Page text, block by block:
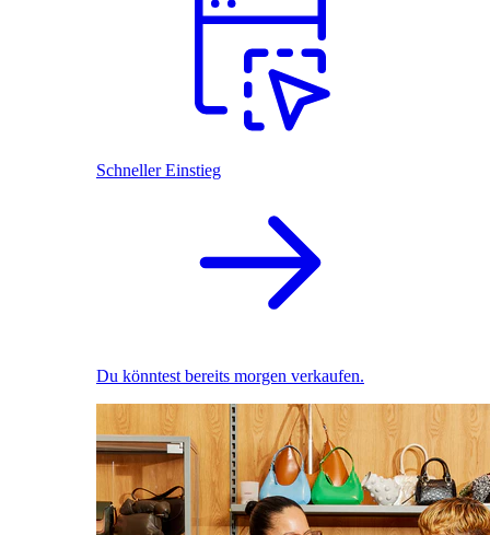
Schneller Einstieg
Du könntest bereits morgen verkaufen.